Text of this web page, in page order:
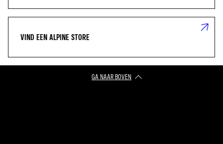
VIND EEN ALPINE STORE
GA NAAR BOVEN